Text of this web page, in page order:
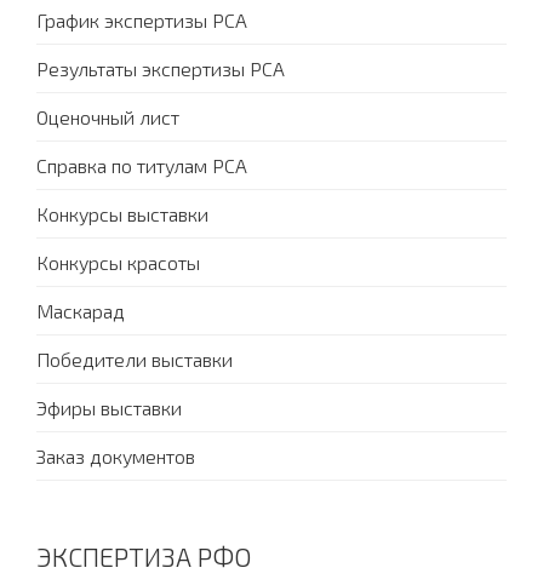
График экспертизы PCA
Результаты экспертизы PCA
Оценочный лист
Справка по титулам PCA
Конкурсы выставки
Конкурсы красоты
Маскарад
Победители выставки
Эфиры выставки
Заказ документов
ЭКСПЕРТИЗА РФО